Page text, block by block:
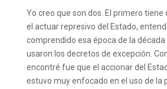
Yo creo que son dos. El primero tiene
el actuar represivo del Estado,
comprendido esa época de la
usaron los decretos de excepción.
encontré fue que el accionar del
estuvo muy enfocado en el uso de la